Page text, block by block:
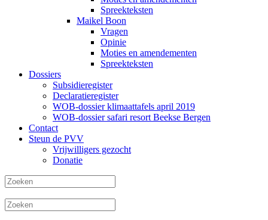
Spreekteksten
Maikel Boon
Vragen
Opinie
Moties en amendementen
Spreekteksten
Dossiers
Subsidieregister
Declaratieregister
WOB-dossier klimaattafels april 2019
WOB-dossier safari resort Beekse Bergen
Contact
Steun de PVV
Vrijwilligers gezocht
Donatie